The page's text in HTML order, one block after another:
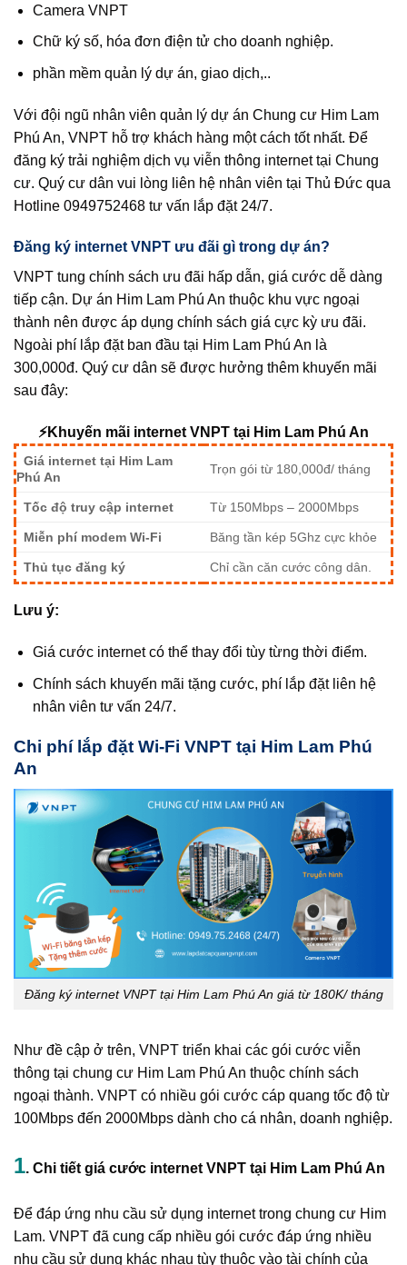
Camera VNPT
Chữ ký số, hóa đơn điện tử cho doanh nghiệp.
phần mềm quản lý dự án, giao dịch,..
Với đội ngũ nhân viên quản lý dự án Chung cư Him Lam
Phú An, VNPT hỗ trợ khách hàng một cách tốt nhất. Để
đăng ký trải nghiệm dịch vụ viễn thông internet tại Chung
cư. Quý cư dân vui lòng liên hệ nhân viên tại Thủ Đức qua
Hotline 0949752468 tư vấn lắp đặt 24/7.
Đăng ký internet VNPT ưu đãi gì trong dự án?
VNPT tung chính sách ưu đãi hấp dẫn, giá cước dễ dàng
tiếp cận. Dự án Him Lam Phú An thuộc khu vực ngoại
thành nên được áp dụng chính sách giá cực kỳ ưu đãi.
Ngoài phí lắp đặt ban đầu tại Him Lam Phú An là
300,000đ. Quý cư dân sẽ được hưởng thêm khuyến mãi
sau đây:
⚡Khuyến mãi internet VNPT tại Him Lam Phú An
Giá internet tại Him Lam
Phú An
Trọn gói từ 180,000đ/ tháng
Tốc độ truy cập internet Từ 150Mbps – 2000Mbps
Miễn phí modem Wi-Fi Băng tần kép 5Ghz cực khỏe
Thủ tục đăng ký Chỉ cần căn cước công dân.
Lưu ý:
Giá cước internet có thể thay đổi tùy từng thời điểm.
Chính sách khuyến mãi tặng cước, phí lắp đặt liên hệ
nhân viên tư vấn 24/7.
Chi phí lắp đặt Wi-Fi VNPT tại Him Lam Phú
An
Đăng ký internet VNPT tại Him Lam Phú An giá từ 180K/ tháng
Như đề cập ở trên, VNPT triển khai các gói cước viễn
thông tại chung cư Him Lam Phú An thuộc chính sách
ngoại thành. VNPT có nhiều gói cước cáp quang tốc độ từ
100Mbps đến 2000Mbps dành cho cá nhân, doanh nghiệp.
1. Chi tiết giá cước internet VNPT tại Him Lam Phú An
Để đáp ứng nhu cầu sử dụng internet trong chung cư Him
Lam. VNPT đã cung cấp nhiều gói cước đáp ứng nhiều
nhu cầu sử dụng khác nhau tùy thuộc vào tài chính của